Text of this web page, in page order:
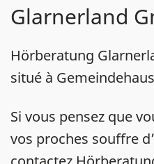
Glarnerland
Hörberatung
situé à
Si vous pensez que
vos proches souffre